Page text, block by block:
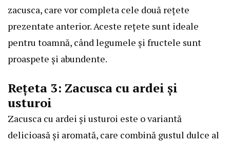
zacusca, care vor completa cele două rețete
prezentate anterior. Aceste rețete sunt ideale
pentru toamnă, când legumele și fructele sunt
proaspete și abundente.
Rețeta 3: Zacusca cu ardei și
usturoi
Zacusca cu ardei și usturoi este o variantă
delicioasă și aromată, care combină gustul dulce al